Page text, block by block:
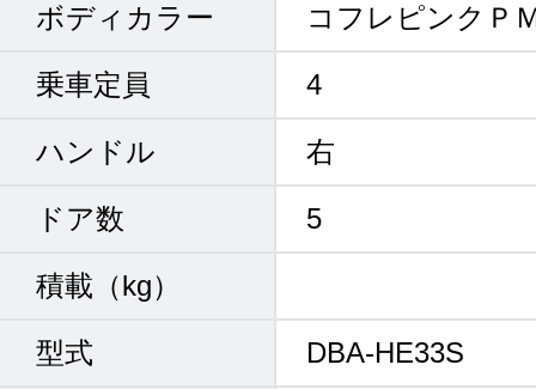
ボディカラー コフレピンクＰ
乗車定員 4
ハンドル 右
ドア数 5
積載（kg）
型式 DBA-HE33S